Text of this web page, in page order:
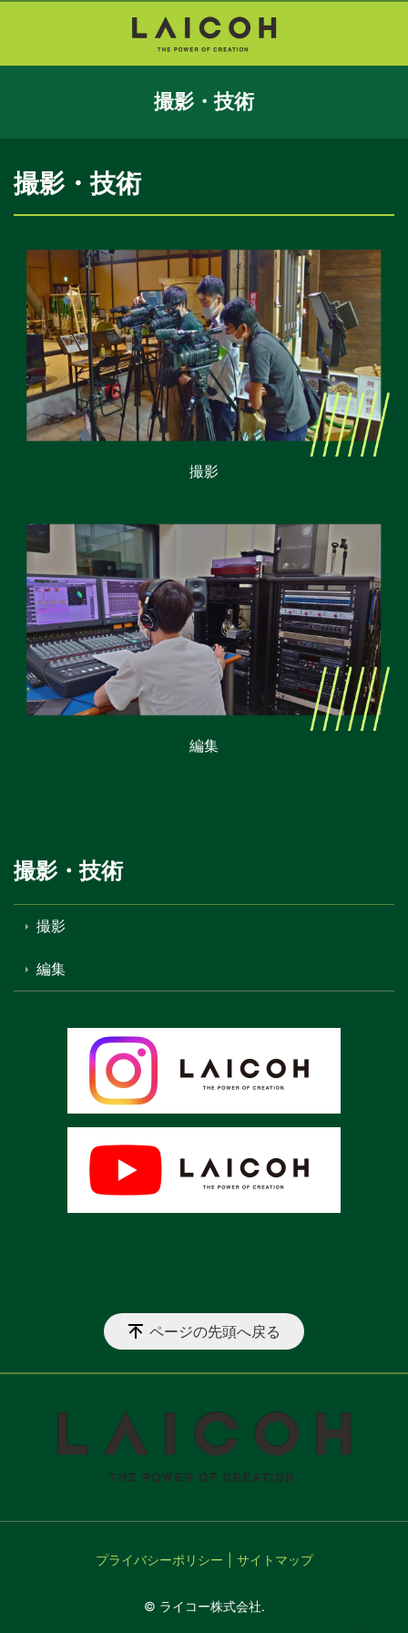
撮影・技術
撮影・技術
撮影
編集
撮影・技術
撮影
編集
ページの先頭へ戻る
プライバシーポリシー サイトマップ
© ライコー株式会社.